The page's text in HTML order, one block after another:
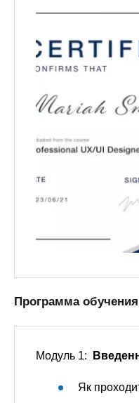
Программа обучения
Модуль 1:
Як